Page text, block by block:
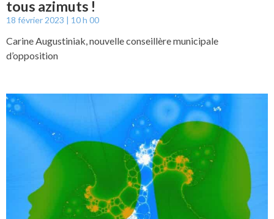
tous azimuts !
18 février 2023 10 h 00
Carine Augustiniak, nouvelle conseillère municipale
d’opposition